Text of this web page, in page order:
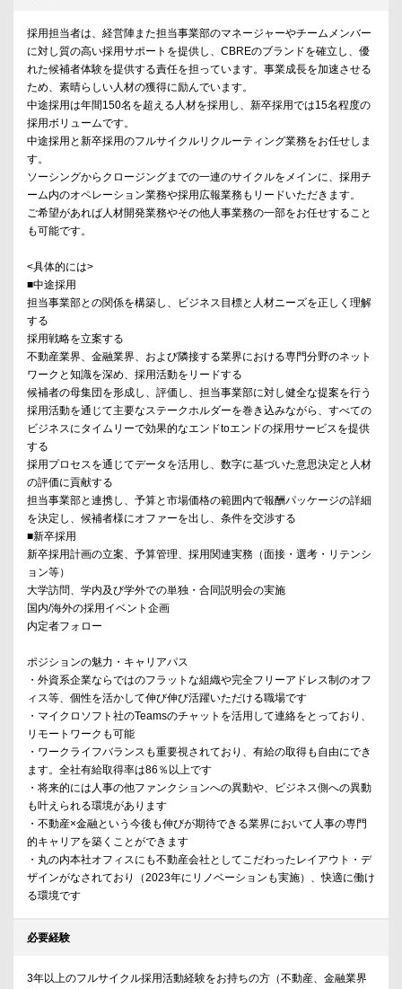
採用担当者は、経営陣また担当事業部のマネージャーやチームメンバー
に対し質の高い採用サポートを提供し、CBREのブランドを確立し、優
れた候補者体験を提供する責任を担っています。事業成長を加速させる
ため、素晴らしい人材の獲得に励んでいます。
中途採用は年間150名を超える人材を採用し、新卒採用では15名程度の
採用ボリュームです。
中途採用と新卒採用のフルサイクルリクルーティング業務をお任せしま
す。
ソーシングからクロージングまでの一連のサイクルをメインに、採用チ
ーム内のオペレーション業務や採用広報業務もリードいただきます。
ご希望があれば人材開発業務やその他人事業務の一部をお任せすること
も可能です。
<具体的には>
■中途採用
担当事業部との関係を構築し、ビジネス目標と人材ニーズを正しく理解
する
採用戦略を立案する
不動産業界、金融業界、および隣接する業界における専門分野のネット
ワークと知識を深め、採用活動をリードする
候補者の母集団を形成し、評価し、担当事業部に対し健全な提案を行う
採用活動を通じて主要なステークホルダーを巻き込みながら、すべての
ビジネスにタイムリーで効果的なエンドtoエンドの採用サービスを提供
する
採用プロセスを通じてデータを活用し、数字に基づいた意思決定と人材
の評価に貢献する
担当事業部と連携し、予算と市場価格の範囲内で報酬パッケージの詳細
を決定し、候補者様にオファーを出し、条件を交渉する
■新卒採用
新卒採用計画の立案、予算管理、採用関連実務（面接・選考・リテンシ
ョン等）
大学訪問、学内及び学外での単独・合同説明会の実施
国内/海外の採用イベント企画
内定者フォロー
ポジションの魅力・キャリアパス
・外資系企業ならではのフラットな組織や完全フリーアドレス制のオフ
ィス等、個性を活かして伸び伸び活躍いただける職場です
・マイクロソフト社のTeamsのチャットを活用して連絡をとっており、
リモートワークも可能
・ワークライフバランスも重要視されており、有給の取得も自由にでき
ます。全社有給取得率は86％以上です
・将来的には人事の他ファンクションへの異動や、ビジネス側への異動
も叶えられる環境があります
・不動産×金融という今後も伸びが期待できる業界において人事の専門
的キャリアを築くことができます
・丸の内本社オフィスにも不動産会社としてこだわったレイアウト・デ
ザインがなされており（2023年にリノベーションも実施）、快適に働け
る環境です
必要経験
3年以上のフルサイクル採用活動経験をお持ちの方（不動産、金融業界